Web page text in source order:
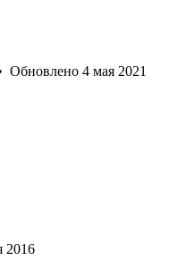
Обновлено 4 мая 2021
2016